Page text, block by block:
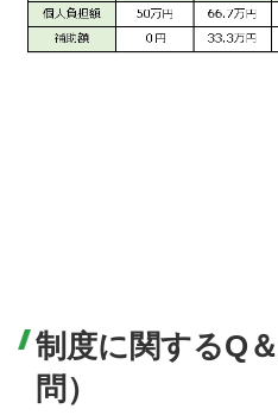
制度に関するQ
問）